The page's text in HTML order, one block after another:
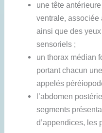
une tête
ventrale, associée
ainsi que des
sensoriels ;
un thorax médian
portant chacun
appelés
l’abdomen
segments
d’appendices, les